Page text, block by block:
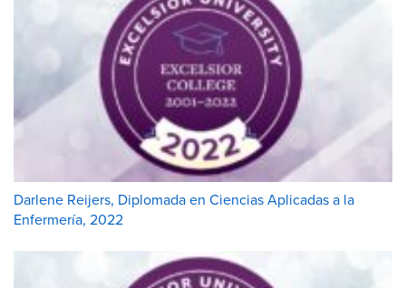
Darlene Reijers, Diplomada en Ciencias Aplicadas a la
Enfermería, 2022